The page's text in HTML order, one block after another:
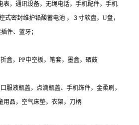
表，通讯设备，无绳电话，手机配件，手机
式密封维护铅酸蓄电池 ，３寸软盘，U盘，
件、蓝牙；
盒，PP中空板，笔套，墨盒，硒鼓
服液瓶盖，点滴瓶盖、手机饰件，金柔刷，
用品，空气床垫，衣架，刀柄